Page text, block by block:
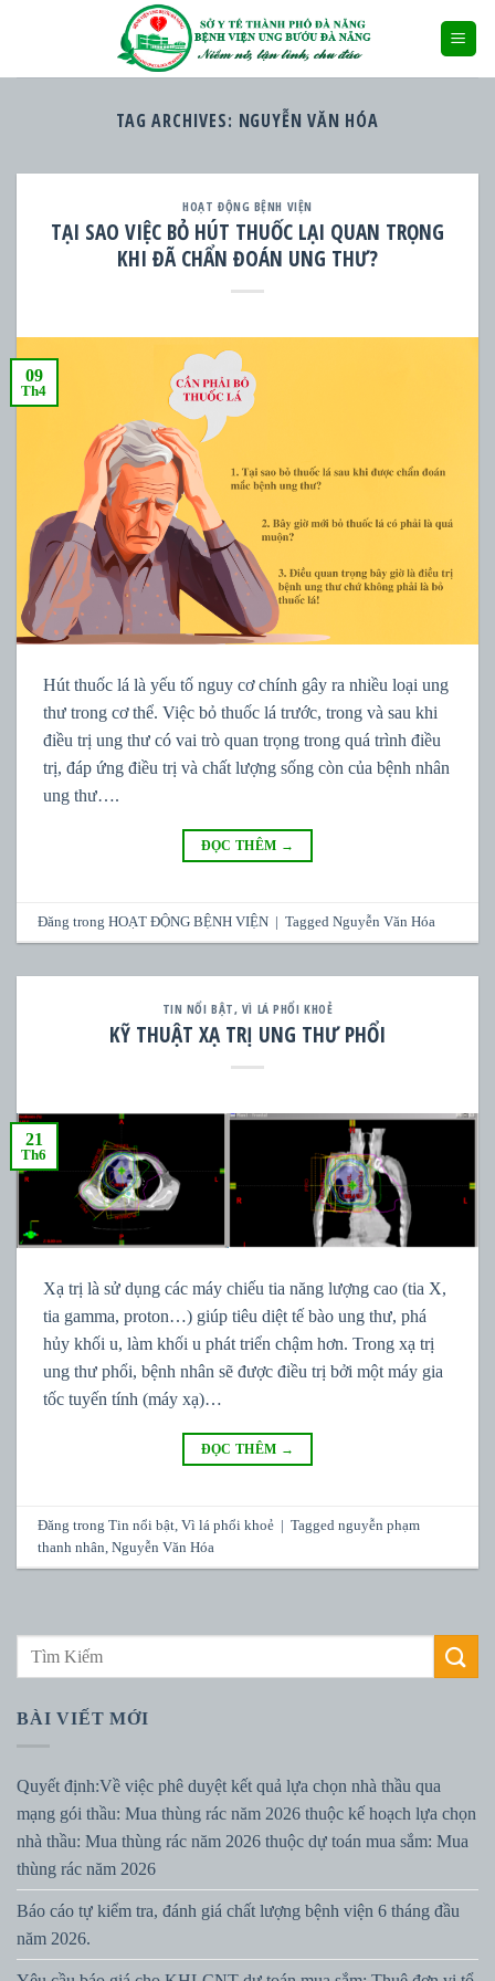
TAG ARCHIVES: NGUYỄN VĂN HÓA
HOẠT ĐỘNG BỆNH VIỆN
TẠI SAO VIỆC BỎ HÚT THUỐC LẠI QUAN TRỌNG
KHI ĐÃ CHẨN ĐOÁN UNG THƯ?
09
Th4
Hút thuốc lá là yếu tố nguy cơ chính gây ra nhiều loại ung
thư trong cơ thể. Việc bỏ thuốc lá trước, trong và sau khi
điều trị ung thư có vai trò quan trọng trong quá trình điều
trị, đáp ứng điều trị và chất lượng sống còn của bệnh nhân
ung thư….
ĐỌC THÊM →
Đăng trongHOẠT ĐỘNG BỆNH VIỆN | TaggedNguyễn Văn Hóa
TIN NỔI BẬT, VÌ LÁ PHỔI KHOẺ
KỸ THUẬT XẠ TRỊ UNG THƯ PHỔI
21
Th6
Xạ trị là sử dụng các máy chiếu tia năng lượng cao (tia X,
tia gamma, proton…) giúp tiêu diệt tế bào ung thư, phá
hủy khối u, làm khối u phát triển chậm hơn. Trong xạ trị
ung thư phổi, bệnh nhân sẽ được điều trị bởi một máy gia
tốc tuyến tính (máy xạ)…
ĐỌC THÊM →
Đăng trongTin nổi bật ,Vì lá phổi khoẻ | Taggednguyễn phạm
thanh nhân ,Nguyễn Văn Hóa
BÀI VIẾT MỚI
Quyết định:Về việc phê duyệt kết quả lựa chọn nhà thầu qua
mạng gói thầu: Mua thùng rác năm 2026 thuộc kế hoạch lựa chọn
nhà thầu: Mua thùng rác năm 2026 thuộc dự toán mua sắm: Mua
thùng rác năm 2026
Báo cáo tự kiểm tra, đánh giá chất lượng bệnh viện 6 tháng đầu
năm 2026.